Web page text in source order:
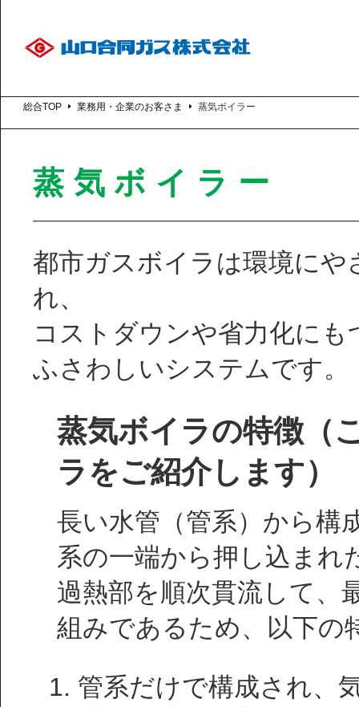
総合TOP 業務用・企業のお客さま 蒸気ボイラー
蒸気ボイラー
都市ガスボイラは環境に
れ、
コストダウンや省力化に
ふさわしいシステムです。
蒸気ボイラの特徴（
ラをご紹介します）
長い水管（管系）から構
系の一端から押し込まれ
過熱部を順次貫流して、
組みであるため、以下の
管系だけで構成され、